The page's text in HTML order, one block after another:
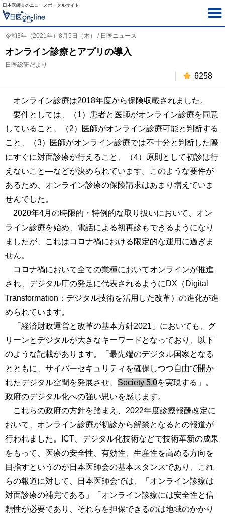
日本医師会のニュースポータルサイト
令和3年（2021年）8月5日（木） / 日医ニュース
オンライン診療とアプリの導入
日医総研だより
6258
オンライン診療は2018年度から保険収載されました。
要件としては、（1）患者と医師がオンライン診療を同意
していること、（2）医師がオンライン診療可能と判断する
こと、（3）医師がオンライン診療では不十分と判断した際
にすぐに対面診療が行えること、（4）原則として初診は行
えないこと―などが決められています。このような要件が
あるため、オンライン診療の保険請求はあまり増えていま
せんでした。
2020年4月の時限的・特例的な取り扱いにおいて、オン
ライン診療を始め、電話による初再診もできるようになり
ましたが、これはコロナ禍における限定的な運用に過ぎま
せん。
コロナ禍において全ての業種においてオンラインが推進
され、デジタル庁の発足に代表されるようにDX（Digital
Transformation；デジタル技術を活用した改革）の進化が進
められています。
「経済財政運営と改革の基本方針2021」においても、グ
リーンとデジタルが大きなキーワードとなっており、以下
のような記載があります。「最先端のデジタル国家となる
とともに、サイバーセキュリティを確保しつつ自由で開か
れたデジタル空間を発展させ、 Society 5.0を実現する」。
政府のデジタル化への強い思いを感じます。
これらの政府の方針を踏まえ、2022年度診療報酬改定に
おいて、オンライン診療が初診から解禁となるとの報道が
行われました。ICT、デジタル化技術などで技術革新の成果
をもって、医療の安全性、有効性、生産性を高める方向を
目指すというのが日本医師会の基本スタンスであり、これ
らの報道に対して、日本医師会では、「オンライン診療は
対面診療の補完である」「オンライン診療には安全性と信
頼性が必要であり、それらを担保できるのは地域のかかり